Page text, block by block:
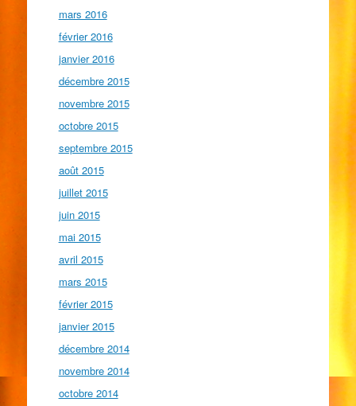
mars 2016
février 2016
janvier 2016
décembre 2015
novembre 2015
octobre 2015
septembre 2015
août 2015
juillet 2015
juin 2015
mai 2015
avril 2015
mars 2015
février 2015
janvier 2015
décembre 2014
novembre 2014
octobre 2014